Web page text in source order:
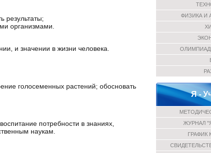
результаты;
организмами.
и значении в жизни человека.
голосеменных растений; обосновать
потребности в знаниях,
наукам.
ФИЗИКА И
Я -
ЖУРНАЛ
ГРАФИК